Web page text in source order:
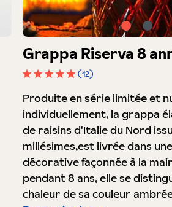
Grappa Riserva 8
(12)
Produite en série limitée et
individuellement, la grappa
de raisins d'Italie du Nord
millésimes,est livrée dans
décorative façonnée à la
pendant 8 ans, elle se
chaleur de sa couleur